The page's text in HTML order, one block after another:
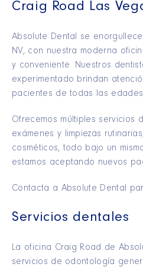
Craig Road Las
Absolute Dental se
NV, con nuestra moderna
y conveniente. Nuestros
experimentado brindan
pacientes de todas las
Ofrecemos múltiples servicios
exámenes y limpiezas
cosméticos, todo bajo un
estamos aceptando nuevos
Contacta a Absolute Dental
Servicios dentales
La oficina Craig Road de
servicios de odontología